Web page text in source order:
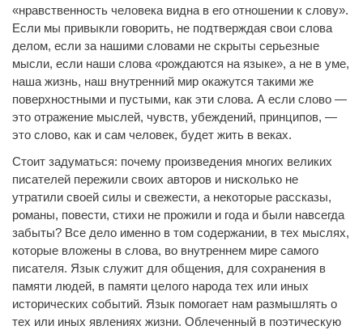
«нравственность человека видна в его отношении к слову».
Если мы привыкли говорить, не подтверждая свои слова
делом, если за нашими словами не скрыты серьезные
мысли, если наши слова «рождаются на языке», а не в уме,
наша жизнь, наш внутренний мир окажутся такими же
поверхностными и пустыми, как эти слова. А если слово —
это отражение мыслей, чувств, убеждений, принципов, —
это слово, как и сам человек, будет жить в веках.
Стоит задуматься: почему произведения многих великих
писателей пережили своих авторов и нисколько не
утратили своей силы и свежести, а некоторые рассказы,
романы, повести, стихи не прожили и года и были навсегда
забыты? Все дело именно в том содержании, в тех мыслях,
которые вложены в слова, во внутреннем мире самого
писателя. Язык служит для общения, для сохранения в
памяти людей, в памяти целого народа тех или иных
исторических событий. Язык помогает нам размышлять о
тех или иных явлениях жизни. Облеченный в поэтическую